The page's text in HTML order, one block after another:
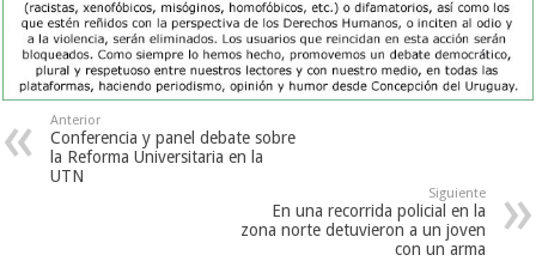
Anterior
Conferencia y panel debate sobre
la Reforma Universitaria en la
UTN
Siguiente
En una recorrida policial en la
zona norte detuvieron a un joven
con un arma